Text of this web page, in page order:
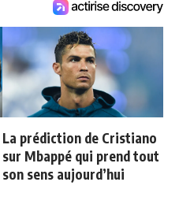
La prédiction de Cristiano
sur Mbappé qui prend tout
son sens aujourd’hui